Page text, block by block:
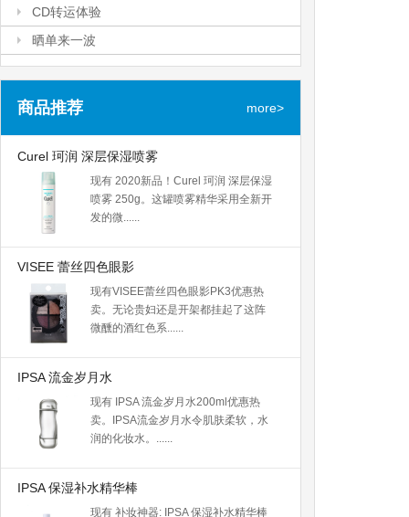
使用的第一个转运 起航转运
运速度也不错......
CD转运体验
CD转运体验
运教程齐全，操作简单，有什么问题
晒单来一波
晒单来一波
前还可以补重，积分当运费用，实惠
商品推荐 more>
Curel 珂润 深层保湿喷雾
现有 2020新品！Curel 珂润 深层保湿
喷雾 250g。这罐喷雾精华采用全新开
发的微......
VISEE 蕾丝四色眼影
现有VISEE蕾丝四色眼影PK3优惠热
卖。无论贵妇还是开架都挂起了这阵
微醺的酒红色系......
IPSA 流金岁月水
现有 IPSA 流金岁月水200ml优惠热
卖。IPSA流金岁月水令肌肤柔软，水
润的化妆水。......
IPSA 保湿补水精华棒
现有 补妆神器: IPSA 保湿补水精华棒